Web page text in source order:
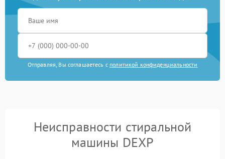
Отправляя, Вы соглашаетесь с политикой конфиденциальности
Неисправности стиральной
машины DEXP